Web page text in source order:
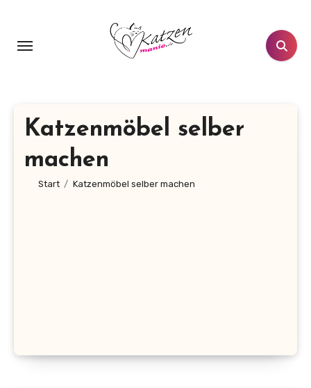
springen
Katzenmöbel selber
machen
Start Katzenmöbel selber machen